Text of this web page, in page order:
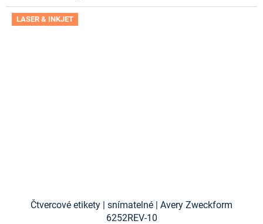
LASER & INKJET
Čtvercové etikety | snímatelné | Avery Zweckform
6252REV-10